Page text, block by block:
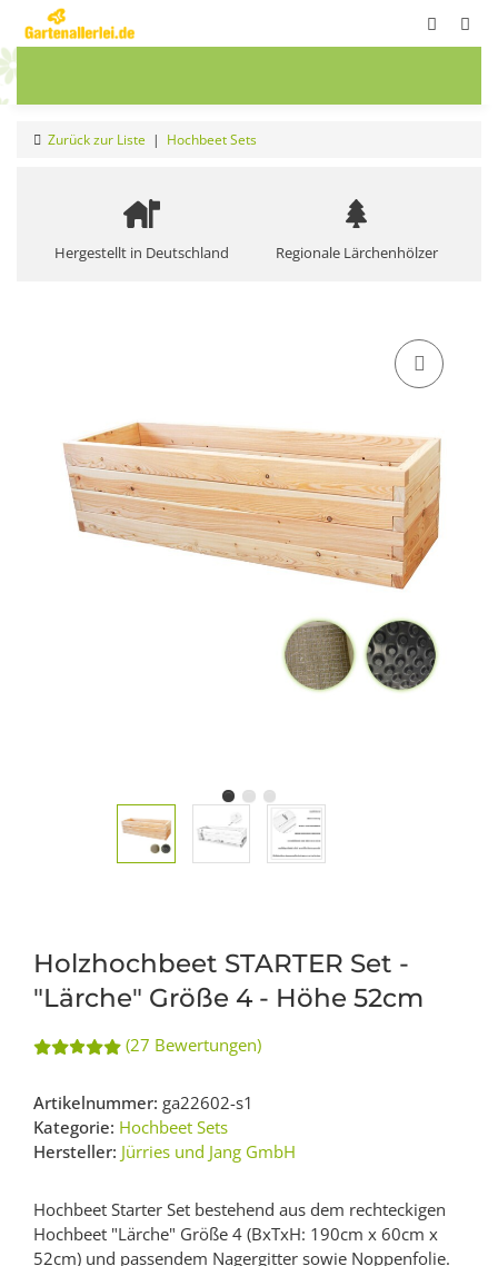
Zurück zur Liste Hochbeet Sets
Hergestellt in Deutschland Regionale Lärchenhölzer
Holzhochbeet STARTER Set -
"Lärche" Größe 4 - Höhe 52cm
(27 Bewertungen)
Artikelnummer: ga22602-s1
Kategorie: Hochbeet Sets
Hersteller: Jürries und Jang GmbH
Hochbeet Starter Set bestehend aus dem rechteckigen
Hochbeet "Lärche" Größe 4 (BxTxH: 190cm x 60cm x
52cm) und passendem Nagergitter sowie Noppenfolie.